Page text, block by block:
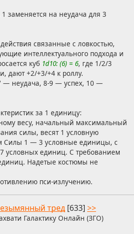
заменяется на неудача для 3
связанные с ловкостью,
интеллектуального подхода и
куб 1d10: (6) = 6, где 1/2/3
дают +2/+3/+4 к роллу.
— неудача, 8-9 — успех, 10 —
за 1 единицу:
весу, начальный максимальный
силы, весят 1 условную
Силы 1 — 3 условные единицы, с
условных единиц. С требованием
Надетые костюмы не
пси-излучению.
тред [633] >>
Галактику Онлайн (ЗГО)